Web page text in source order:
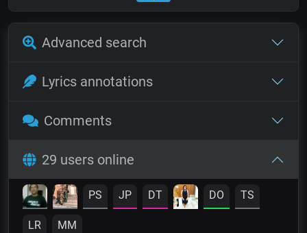
Advanced search
Lyrics annotations
Comments
29 users online
PS JP DT DO TS
LR MM